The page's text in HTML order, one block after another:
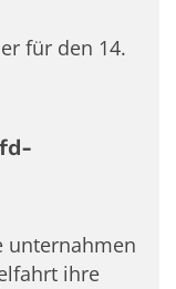
für den 14.
unternahmen
ihre